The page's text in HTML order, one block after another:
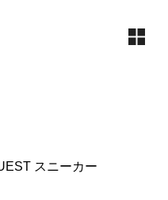
スニーカー